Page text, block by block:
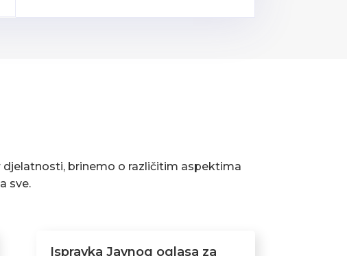
brinemo o različitim aspektima
sve.
Ispravka Javnog oglasa za